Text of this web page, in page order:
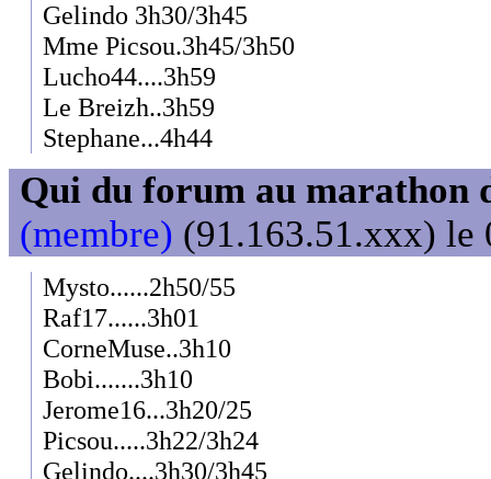
Gelindo 3h30/3h45
Mme Picsou.3h45/3h50
Lucho44....3h59
Le Breizh..3h59
Stephane...4h44
Qui du forum au marathon
(membre) (91.163.51.xxx) le
Mysto......2h50/55
Raf17......3h01
CorneMuse..3h10
Bobi.......3h10
Jerome16...3h20/25
Picsou.....3h22/3h24
Gelindo....3h30/3h45